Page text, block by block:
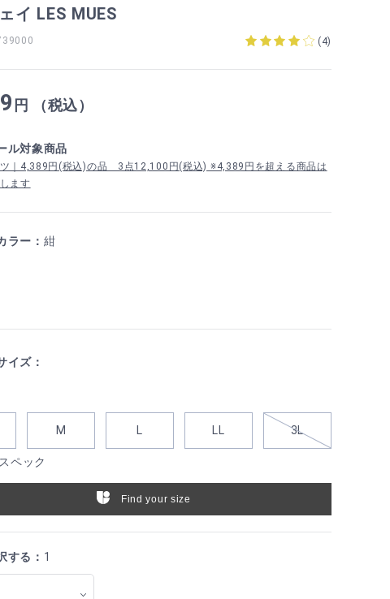
イ LES MUES
(4)
円 （税込）
ル対象商品
ツ｜4,389円(税込)の品 3点12,100円(税込) ※4,389円を超える商品は
ます
ラー： 紺
イズ：
M L LL 3L
ペック
Find your size
する： 1